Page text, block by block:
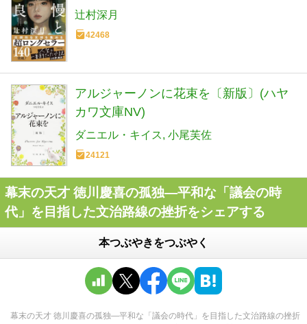
辻村深月
42468
アルジャーノンに花束を〔新版〕(ハヤ
カワ文庫NV)
ダニエル・キイス 小尾芙佐
24121
幕末の天才 徳川慶喜の孤独―平和な「議会の時
代」を目指した文治路線の挫折をシェアする
本つぶやきをつぶやく
幕末の天才 徳川慶喜の孤独―平和な「議会の時代」を目指した文治路線の挫折